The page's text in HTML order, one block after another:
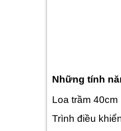
Những tính
Loa trầm
Trình điều